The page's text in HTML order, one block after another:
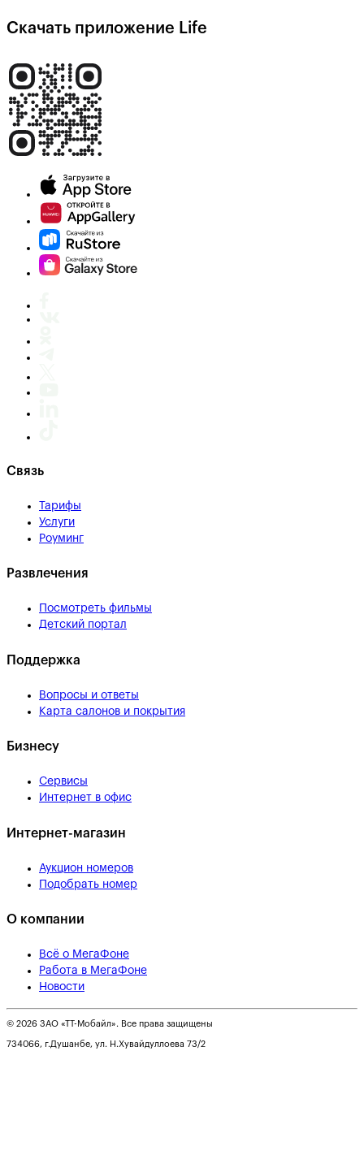
Скачать приложение Life
Связь
Тарифы
Услуги
Роуминг
Развлечения
Посмотреть фильмы
Детский портал
Поддержка
Вопросы и ответы
Карта салонов и покрытия
Бизнесу
Сервисы
Интернет в офис
Интернет-магазин
Аукцион номеров
Подобрать номер
О компании
Всё о МегаФоне
Работа в МегаФоне
Новости
© 2026 ЗАО «ТТ-Мобайл». Все права защищены
734066, г.Душанбе, ул. Н.Хувайдуллоева 73/2